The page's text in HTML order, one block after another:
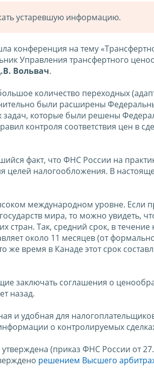
устаревшую информацию.
конференция на тему
Управления трансфертного
Вольвач.
количество переходных
были расширены
которые были решены
контроля соответствия цен в
факт, что ФНС России на
целей налогообложения. В
международном уровне. Если
мира, то можно увидеть,
стран. Так, средний срок, в течение
около 11 месяцев (от
время в Канаде этот срок
заключать соглашения о
назад.
и удобная для
о контролируемых
(приказ ФНС России от
решением Высшего